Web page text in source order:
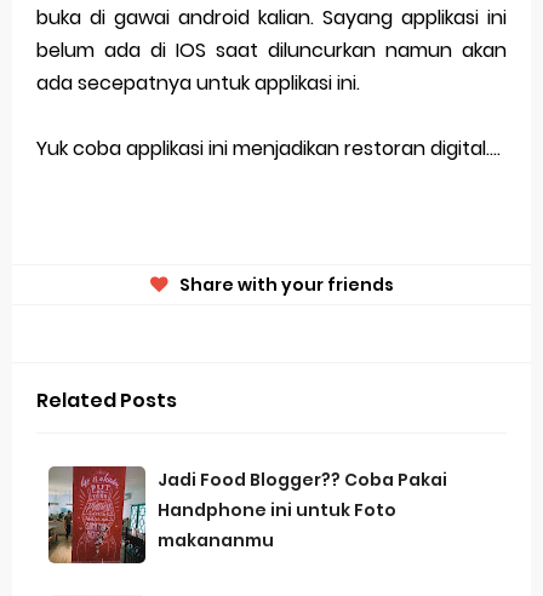
buka di gawai android kalian. Sayang applikasi ini
belum ada di IOS saat diluncurkan namun akan
ada secepatnya untuk applikasi ini.
Yuk coba applikasi ini menjadikan restoran digital....
Share with your friends
Related Posts
Jadi Food Blogger?? Coba Pakai
Handphone ini untuk Foto
makananmu